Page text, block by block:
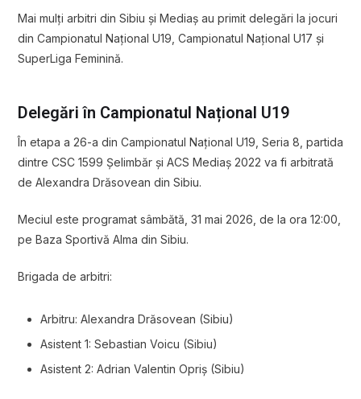
Mai mulți arbitri din Sibiu și Mediaș au primit delegări la jocuri
din Campionatul Național U19, Campionatul Național U17 și
SuperLiga Feminină.
Delegări în Campionatul Național U19
În etapa a 26-a din Campionatul Național U19, Seria 8, partida
dintre CSC 1599 Șelimbăr și ACS Mediaș 2022 va fi arbitrată
de Alexandra Drăsovean din Sibiu.
Meciul este programat sâmbătă, 31 mai 2026, de la ora 12:00,
pe Baza Sportivă Alma din Sibiu.
Brigada de arbitri:
Arbitru: Alexandra Drăsovean (Sibiu)
Asistent 1: Sebastian Voicu (Sibiu)
Asistent 2: Adrian Valentin Opriș (Sibiu)